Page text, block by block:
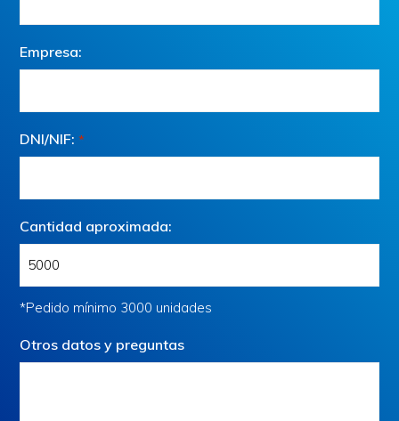
Empresa:
DNI/NIF: *
Cantidad aproximada:
*Pedido mínimo 3000 unidades
Otros datos y preguntas